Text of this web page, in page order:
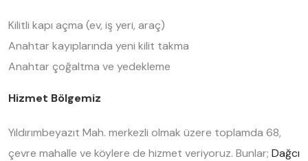
Kilitli kapı açma (ev, iş yeri, araç)
Anahtar kayıplarında yeni kilit takma
Anahtar çoğaltma ve yedekleme
Hizmet Bölgemiz
Yıldırımbeyazıt Mah. merkezli olmak üzere toplamda 68,
çevre mahalle ve köylere de hizmet veriyoruz. Bunlar; Dağcı